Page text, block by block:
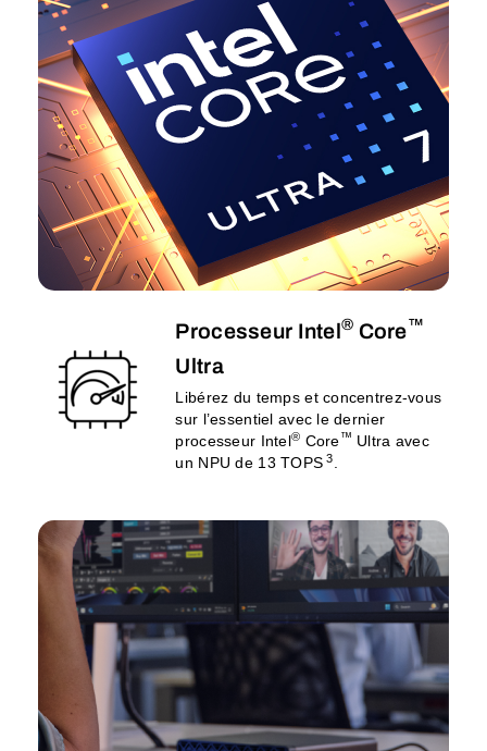
Processeur Intel® Core™
Ultra
Libérez du temps et concentrez-vous
sur l’essentiel avec le dernier
processeur Intel® Core™ Ultra avec
un NPU de 13 TOPS 3.